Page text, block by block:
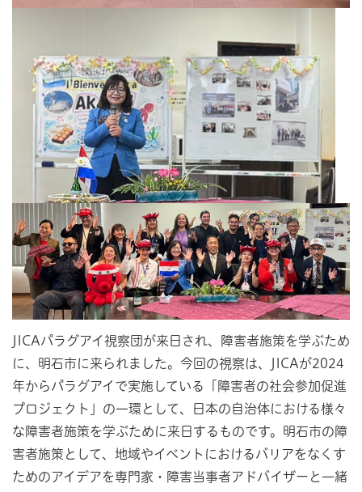
JICAパラグアイ視察団が来日され、障害者施策を学ぶため
に、明石市に来られました。今回の視察は、JICAが2024
年からパラグアイで実施している「障害者の社会参加促進
プロジェクト」の一環として、日本の自治体における様々
な障害者施策を学ぶために来日するものです。明石市の障
害者施策として、地域やイベントにおけるバリアをなくす
ためのアイデアを専門家・障害当事者アドバイザーと一緒